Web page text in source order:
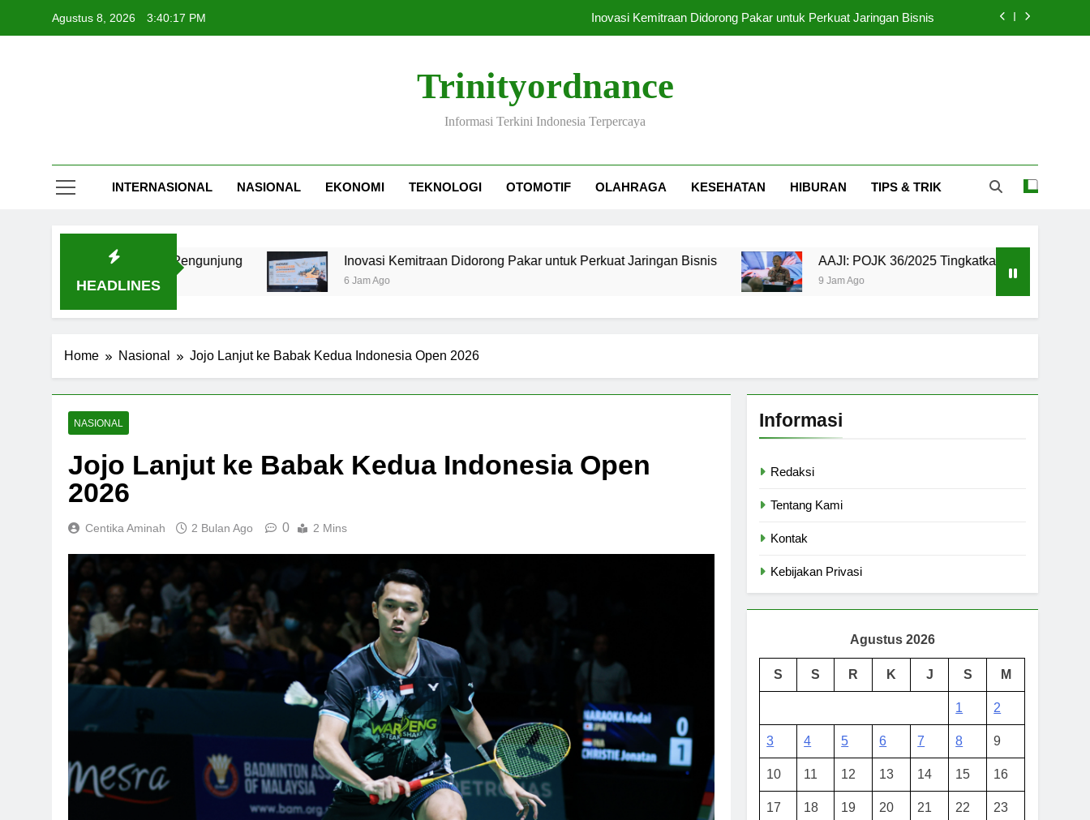
Agustus 8, 2026 3:40:18 PM Inovasi Kemitraan Didorong Pakar untuk Perkuat Jaringan Bisnis
Ompreng MBG Siapkan Label Batas Waktu Makan 4 Jam
Trinityordnance
Informasi Terkini Indonesia Terpercaya
INTERNASIONAL NASIONAL EKONOMI TEKNOLOGI OTOMOTIF OLAHRAGA KESEHATAN HIBURAN TIPS & TRIK
HEADLINES
Dihadiri 5.000 Pengunjung Inovasi Kemitraan Didorong Pakar untuk Perkuat Jaringan Bisnis
6 Jam Ago
AAJI: POJK 36/2025 Tingkatkan Ekosistem Asuransi
9 Jam Ago
Home Nasional Jojo Lanjut ke Babak Kedua Indonesia Open 2026
NASIONAL
Jojo Lanjut ke Babak Kedua Indonesia Open
2026
Centika Aminah 2 Bulan Ago 0 2 Mins
Informasi
Redaksi
Tentang Kami
Kontak
Kebijakan Privasi
Agustus 2026
S S R K J S M
1 2
3 4 5 6 7 8 9
10 11 12 13 14 15 16
17 18 19 20 21 22 23